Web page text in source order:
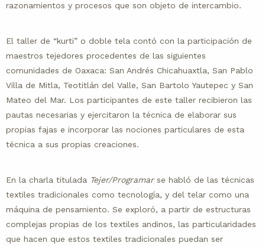
razonamientos y procesos que son objeto de intercambio.
El taller de “kurti” o doble tela contó con la participación de
maestros tejedores procedentes de las siguientes
comunidades de Oaxaca: San Andrés Chicahuaxtla, San Pablo
Villa de Mitla, Teotitlán del Valle, San Bartolo Yautepec y San
Mateo del Mar. Los participantes de este taller recibieron las
pautas necesarias y ejercitaron la técnica de elaborar sus
propias fajas e incorporar las nociones particulares de esta
técnica a sus propias creaciones.
En la charla titulada Tejer/Programarse habló de las técnicas
textiles tradicionales como tecnología, y del telar como una
máquina de pensamiento. Se exploró, a partir de estructuras
complejas propias de los textiles andinos, las particularidades
que hacen que estos textiles tradicionales puedan ser